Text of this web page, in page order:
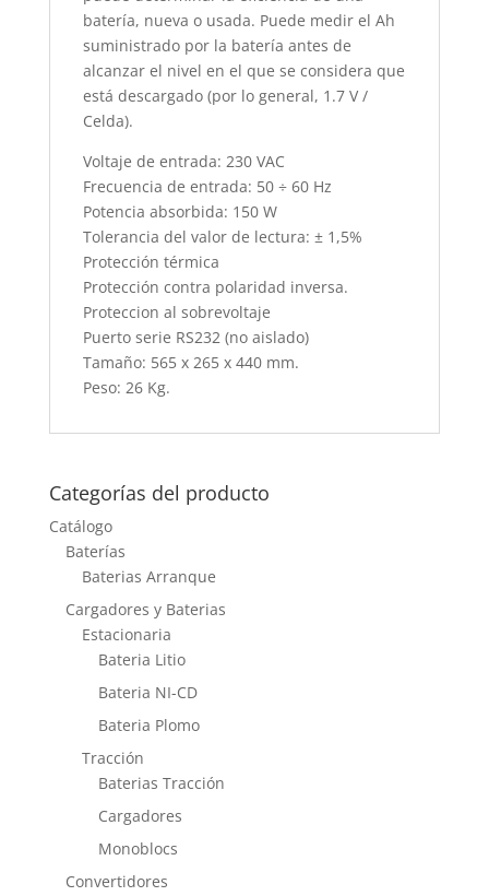
batería, nueva o usada. Puede medir el Ah
suministrado por la batería antes de
alcanzar el nivel en el que se considera que
está descargado (por lo general, 1.7 V /
Celda).
Voltaje de entrada: 230 VAC
Frecuencia de entrada: 50 ÷ 60 Hz
Potencia absorbida: 150 W
Tolerancia del valor de lectura: ± 1,5%
Protección térmica
Protección contra polaridad inversa.
Proteccion al sobrevoltaje
Puerto serie RS232 (no aislado)
Tamaño: 565 x 265 x 440 mm.
Peso: 26 Kg.
Categorías del producto
Catálogo
Baterías
Baterias Arranque
Cargadores y Baterias
Estacionaria
Bateria Litio
Bateria NI-CD
Bateria Plomo
Tracción
Baterias Tracción
Cargadores
Monoblocs
Convertidores